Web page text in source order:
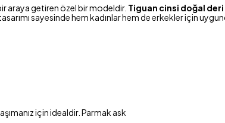
araya getiren özel bir modeldir. Tiguan cinsi doğal deri
sayesinde hem kadınlar hem de erkekler için
için idealdir. Parmak ask